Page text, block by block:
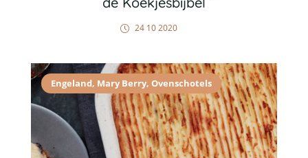
24 10 2020
Engeland, Mary Berry, Ovenschotels